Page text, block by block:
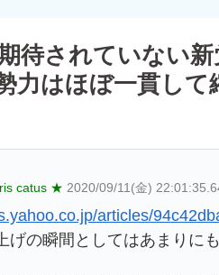
待されていない
力はほぼ一貫し
catus ★ 2020/09/11(金)
articles/
げの瞬間としてはあまりに